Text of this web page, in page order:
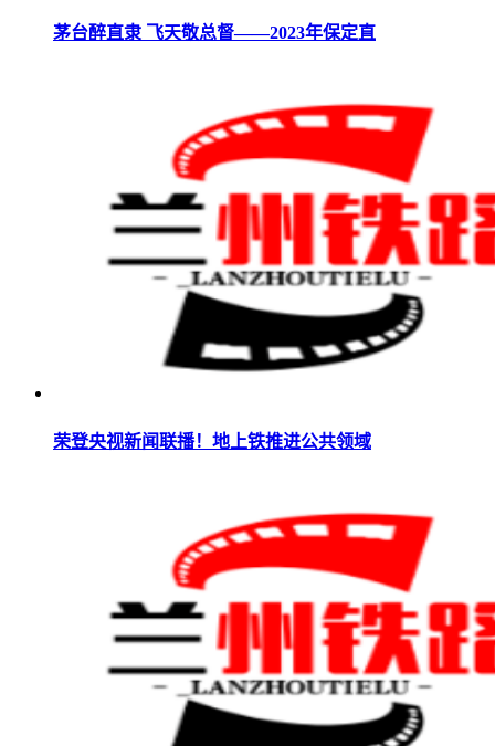
茅台醉直隶 飞天敬总督——2023年保定直
荣登央视新闻联播！地上铁推进公共领域